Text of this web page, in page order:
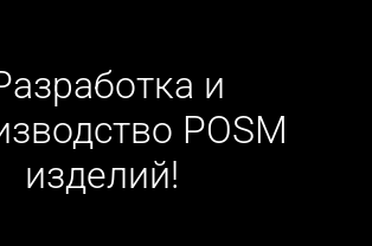
и
POSM
изделий!